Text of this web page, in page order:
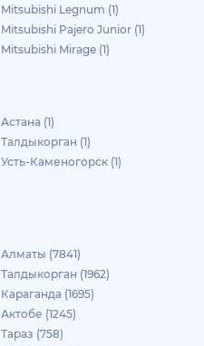
Mitsubishi Legnum (1)
Mitsubishi Pajero Junior (1)
Mitsubishi Mirage (1)
Астана (1)
Талдыкорган (1)
Усть-Каменогорск (1)
Алматы (7841)
Талдыкорган (1962)
Караганда (1695)
Актобе (1245)
Тараз (758)